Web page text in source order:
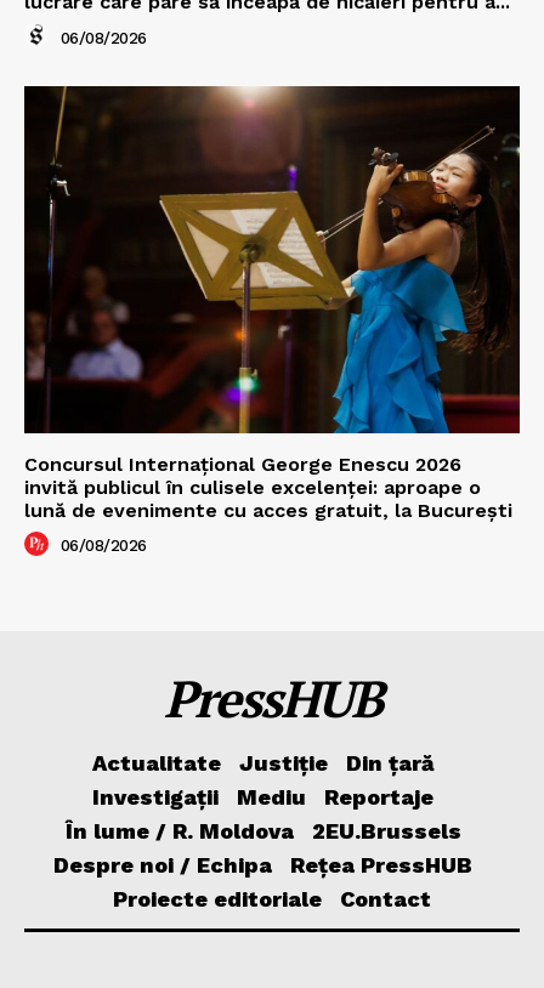
06/08/2026
Concursul Internațional George Enescu 2026
invită publicul în culisele excelenței: aproape o
lună de evenimente cu acces gratuit, la București
06/08/2026
PressHUB
Actualitate Justiție
Din țară
Investigații
Mediu
Reportaje
În lume / R. Moldova
2EU.Brussels
Despre noi / Echipa
Rețea PressHUB
Proiecte editoriale
Contact